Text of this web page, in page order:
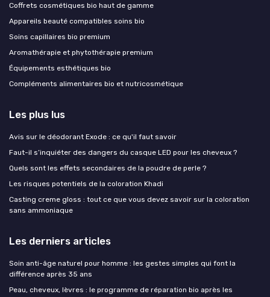
Coffrets cosmétiques bio haut de gamme
Appareils beauté compatibles soins bio
Soins capillaires bio premium
Aromathérapie et phytothérapie premium
Équipements esthétiques bio
Compléments alimentaires bio et nutricosmétique
Les plus lus
Avis sur le déodorant Exode : ce qu'il faut savoir
Faut-il s’inquiéter des dangers du casque LED pour les cheveux ?
Quels sont les effets secondaires de la poudre de perle ?
Les risques potentiels de la coloration Khadi
Casting creme gloss : tout ce que vous devez savoir sur la coloration
sans ammoniaque
Les derniers articles
Soin anti-âge naturel pour homme : les gestes simples qui font la
différence après 35 ans
Peau, cheveux, lèvres : le programme de réparation bio après les